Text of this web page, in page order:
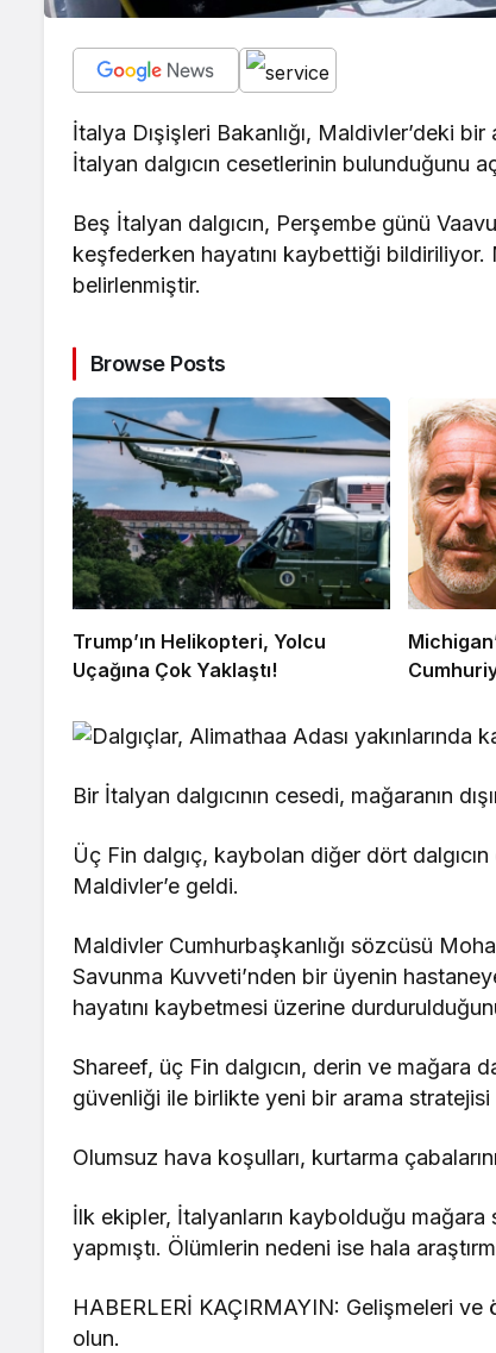
İtalya Dışişleri Bakanlığı, Maldivler’deki
İtalyan dalgıcın cesetlerinin bulunduğunu
Beş İtalyan dalgıcın, Perşembe günü
keşfederken hayatını kaybettiği bildiriliyor.
belirlenmiştir.
Browse Posts
Trump’ın Helikopteri, Yolcu
Uçağına Çok Yaklaştı!
Bir İtalyan dalgıcının cesedi, mağaranın
Üç Fin dalgıç, kaybolan diğer dört
Maldivler’e geldi.
Maldivler Cumhurbaşkanlığı sözcüsü
Savunma Kuvveti’nden bir üyenin
hayatını kaybetmesi üzerine
Shareef, üç Fin dalgıcın, derin ve mağara
güvenliği ile birlikte yeni bir arama stratejisi
Olumsuz hava koşulları, kurtarma
İlk ekipler, İtalyanların kaybolduğu
yapmıştı. Ölümlerin nedeni ise hala
HABERLERİ KAÇIRMAYIN: Gelişmeleri
olun.